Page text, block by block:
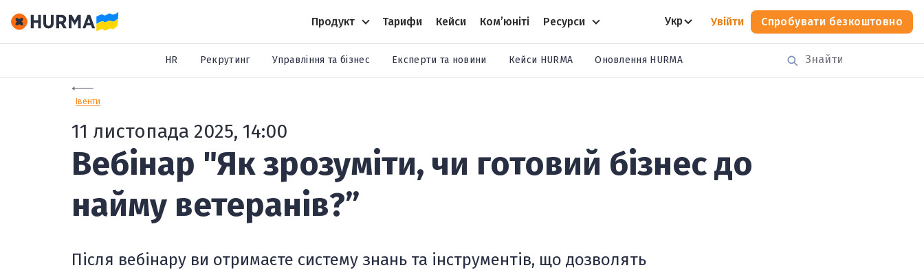
Продукт Тарифи Кейси Комʼюніті Ресурси Укр Увійти Спробувати безкоштовно
HR Рекрутинг Управління та бізнес Експерти та новини Кейси HURMA Оновлення HURMA
Івенти
11 листопада 2025, 14:00
Вебінар "Як зрозуміти, чи готовий бізнес до
найму ветеранів?”
Після вебінару ви отримаєте систему знань та інструментів, що дозволять